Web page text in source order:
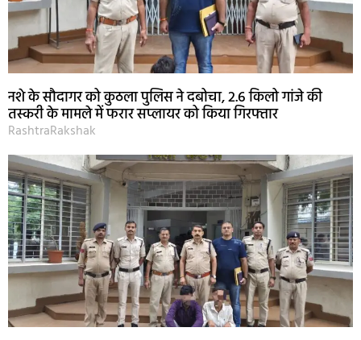
नशे के सौदागर को कुठला पुलिस ने दबोचा, 2.6 किलो गांजे की
तस्करी के मामले में फरार सप्लायर को किया गिरफ्तार
RashtraRakshak